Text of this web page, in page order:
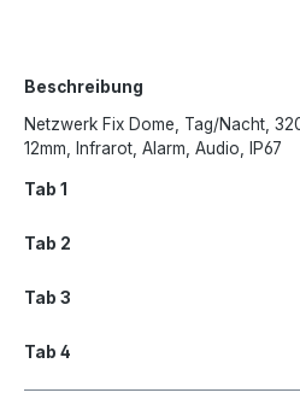
Beschreibung
Netzwerk Fix Dome, Tag/Nacht,
12mm, Infrarot, Alarm, Audio, IP67
Tab 1
Tab 2
Tab 3
Tab 4